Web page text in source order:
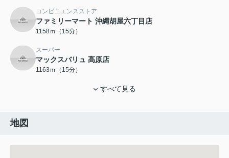
コンビニエンスストア
ファミリーマート 沖縄胡屋六丁目店
1158ｍ（15分）
スーパー
マックスバリュ 高原店
1163ｍ（15分）
すべて見る
地図